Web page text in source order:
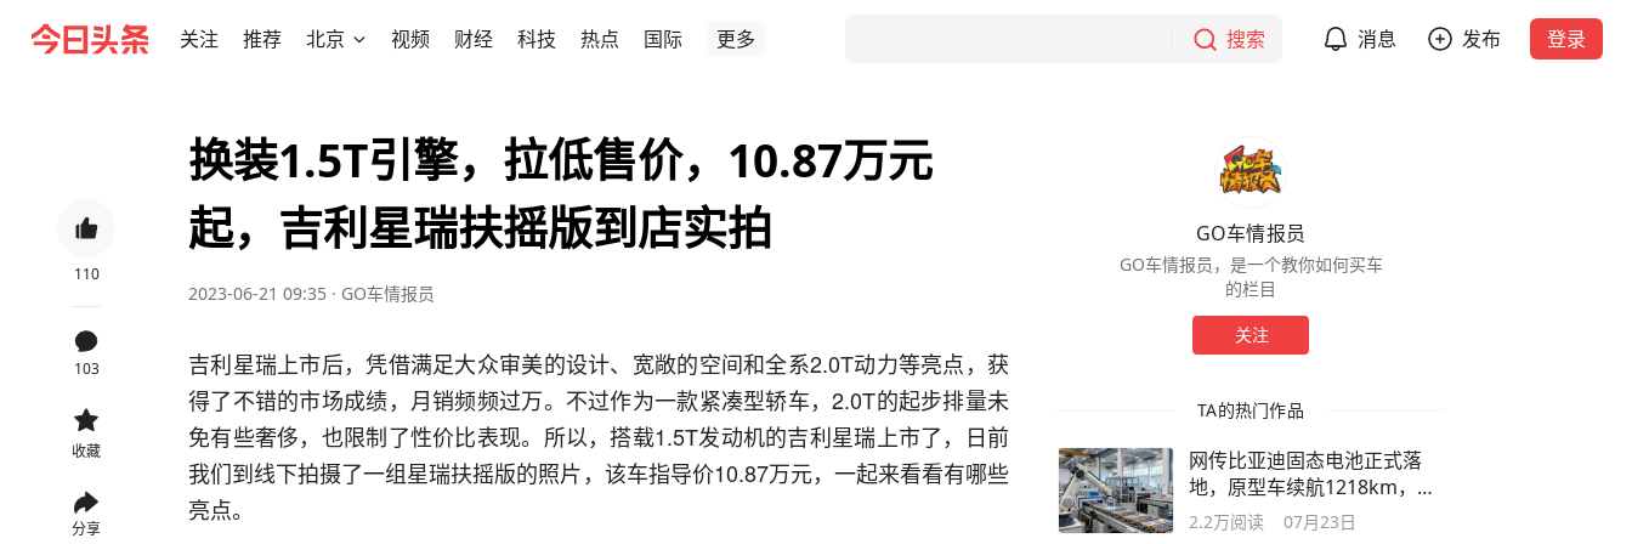
关注 推荐 北京 视频 财经 科技 热点 国际 更多 搜索 消息 发布 登录
110
103
收藏
分享
换装1.5T引擎，拉低售价，10.87万元
起，吉利星瑞扶摇版到店实拍
2023-06-21 09:35 · GO车情报员
吉利星瑞上市后，凭借满足大众审美的设计、宽敞的空间和全系2.0T动力等亮点，获
得了不错的市场成绩，月销频频过万。不过作为一款紧凑型轿车，2.0T的起步排量未
免有些奢侈，也限制了性价比表现。所以，搭载1.5T发动机的吉利星瑞上市了，日前
我们到线下拍摄了一组星瑞扶摇版的照片，该车指导价10.87万元，一起来看看有哪些
亮点。
GO车情报员
GO车情报员，是一个教你如何买车
的栏目
关注
TA的热门作品
网传比亚迪固态电池正式落
地，原型车续航1218km，最
快2027年量产
2.2万阅读 07月23日